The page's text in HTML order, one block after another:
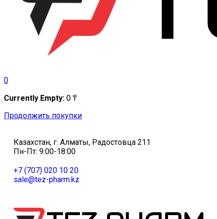
0
Currently Empty: 0 ₸
Продолжить покупки
Казахстан, г. Алматы, Радостовца 211
Пн-Пт: 9:00-18:00
+7 (707) 020 10 20
sale@tez-pharm.kz